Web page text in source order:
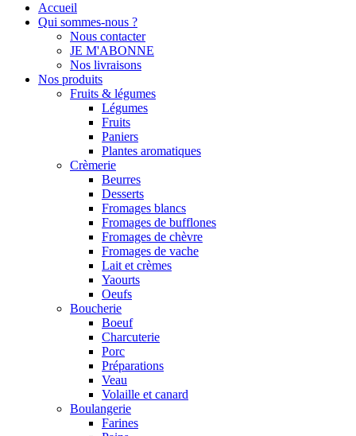
Accueil
Qui sommes-nous ?
Nous contacter
JE M'ABONNE
Nos livraisons
Nos produits
Fruits & légumes
Légumes
Fruits
Paniers
Plantes aromatiques
Crèmerie
Beurres
Desserts
Fromages blancs
Fromages de bufflones
Fromages de chèvre
Fromages de vache
Lait et crèmes
Yaourts
Oeufs
Boucherie
Boeuf
Charcuterie
Porc
Préparations
Veau
Volaille et canard
Boulangerie
Farines